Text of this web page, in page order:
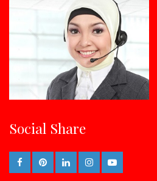
Social Share